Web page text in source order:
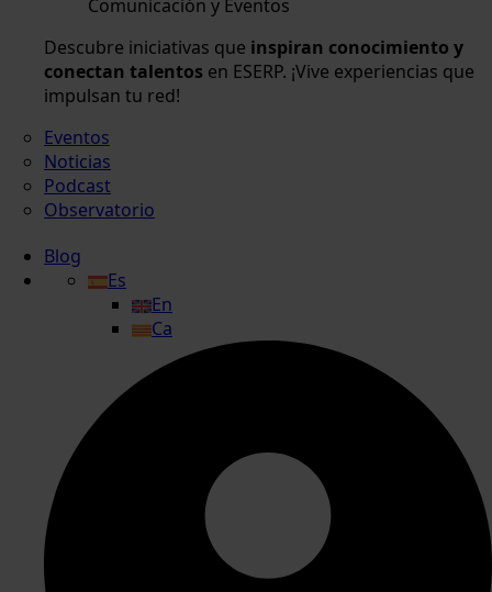
Comunicación y Eventos
Descubre iniciativas que inspiran conocimiento y
conectan talentos en ESERP. ¡Vive experiencias que
impulsan tu red!
Eventos
Noticias
Podcast
Observatorio
Blog
Es
En
Ca